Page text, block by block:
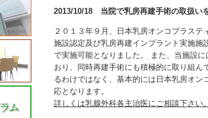
2013/10/18 当院で乳房再建手術の取扱い
２０１３年９月、日本乳房オンコプラス
施設認定及び乳房再建インプラント実施
で実施可能となりました。 また、当施設
おり、同時再建手術にも積極的に取り組
るわけではなく、基本的には日本乳房オ
応となります。
詳しくは乳腺外科各主治医にご相談下さい